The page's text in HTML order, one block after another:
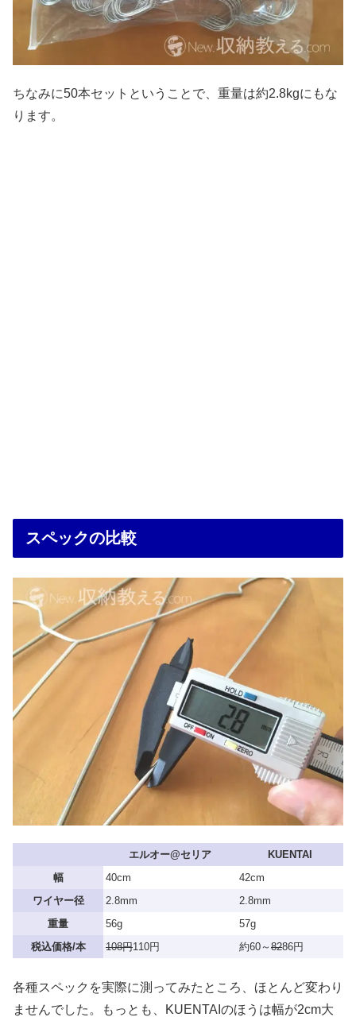
ちなみに50本セットということで、重量は約2.8kgにもな
ります。
スペックの比較
エルオー@セリア
KUENTAI
幅
40cm
42cm
ワイヤー径
2.8mm
2.8mm
重量
56g
57g
税込価格/本
108円110円 約60～ 8286円
各種スペックを実際に測ってみたところ、ほとんど変わり
ませんでした。もっとも、KUENTAIのほうは幅が2cm大